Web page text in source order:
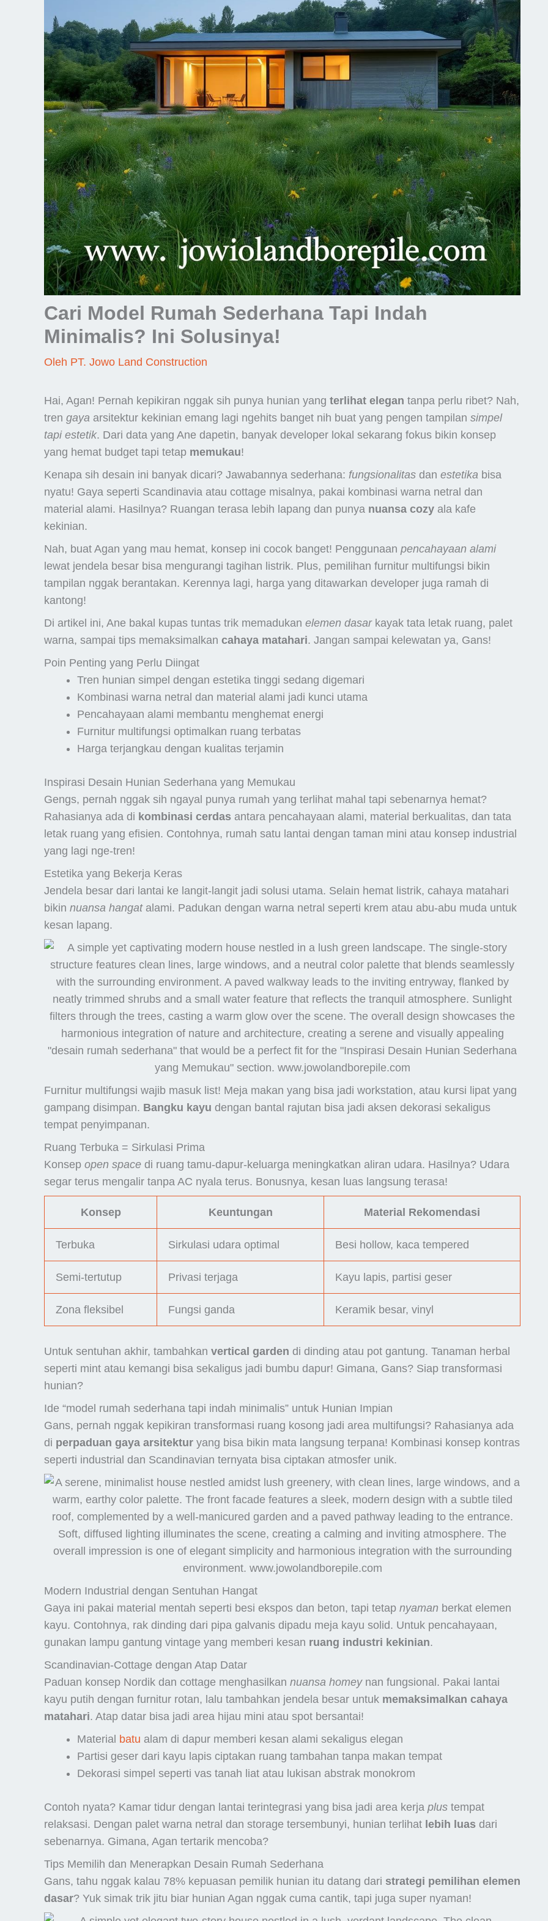
Cari Model Rumah Sederhana Tapi Indah
Minimalis? Ini Solusinya!
Oleh PT. Jowo Land Construction
Hai, Agan! Pernah kepikiran nggak sih punya hunian yang terlihat elegan tanpa perlu ribet? Nah,
tren gaya arsitektur kekinian emang lagi ngehits banget nih buat yang pengen tampilan simpel
tapi estetik. Dari data yang Ane dapetin, banyak developer lokal sekarang fokus bikin konsep
yang hemat budget tapi tetap memukau!
Kenapa sih desain ini banyak dicari? Jawabannya sederhana: fungsionalitas dan estetika bisa
nyatu! Gaya seperti Scandinavia atau cottage misalnya, pakai kombinasi warna netral dan
material alami. Hasilnya? Ruangan terasa lebih lapang dan punya nuansa cozy ala kafe
kekinian.
Nah, buat Agan yang mau hemat, konsep ini cocok banget! Penggunaan pencahayaan alami
lewat jendela besar bisa mengurangi tagihan listrik. Plus, pemilihan furnitur multifungsi bikin
tampilan nggak berantakan. Kerennya lagi, harga yang ditawarkan developer juga ramah di
kantong!
Di artikel ini, Ane bakal kupas tuntas trik memadukan elemen dasarkayak tata letak ruang, palet
warna, sampai tips memaksimalkan cahaya matahari. Jangan sampai kelewatan ya, Gans!
Poin Penting yang Perlu Diingat
Tren hunian simpel dengan estetika tinggi sedang digemari
Kombinasi warna netral dan material alami jadi kunci utama
Pencahayaan alami membantu menghemat energi
Furnitur multifungsi optimalkan ruang terbatas
Harga terjangkau dengan kualitas terjamin
Inspirasi Desain Hunian Sederhana yang Memukau
Gengs, pernah nggak sih ngayal punya rumah yang terlihat mahal tapi sebenarnya hemat?
Rahasianya ada di kombinasi cerdas antara pencahayaan alami, material berkualitas, dan tata
letak ruang yang efisien. Contohnya, rumah satu lantai dengan taman mini atau konsep industrial
yang lagi nge-tren!
Estetika yang Bekerja Keras
Jendela besar dari lantai ke langit-langit jadi solusi utama. Selain hemat listrik, cahaya matahari
bikin nuansa hangatalami. Padukan dengan warna netral seperti krem atau abu-abu muda untuk
kesan lapang.
Furnitur multifungsi wajib masuk list! Meja makan yang bisa jadi workstation, atau kursi lipat yang
gampang disimpan. Bangku kayu dengan bantal rajutan bisa jadi aksen dekorasi sekaligus
tempat penyimpanan.
Ruang Terbuka = Sirkulasi Prima
Konsep open space di ruang tamu-dapur-keluarga meningkatkan aliran udara. Hasilnya? Udara
segar terus mengalir tanpa AC nyala terus. Bonusnya, kesan luas langsung terasa!
Konsep Keuntungan Material Rekomendasi
Terbuka Sirkulasi udara optimal Besi hollow, kaca tempered
Semi-tertutup Privasi terjaga Kayu lapis, partisi geser
Zona fleksibel Fungsi ganda Keramik besar, vinyl
Untuk sentuhan akhir, tambahkan vertical garden di dinding atau pot gantung. Tanaman herbal
seperti mint atau kemangi bisa sekaligus jadi bumbu dapur! Gimana, Gans? Siap transformasi
hunian?
Ide “model rumah sederhana tapi indah minimalis” untuk Hunian Impian
Gans, pernah nggak kepikiran transformasi ruang kosong jadi area multifungsi? Rahasianya ada
di perpaduan gaya arsitektur yang bisa bikin mata langsung terpana! Kombinasi konsep kontras
seperti industrial dan Scandinavian ternyata bisa ciptakan atmosfer unik.
Modern Industrial dengan Sentuhan Hangat
Gaya ini pakai material mentah seperti besi ekspos dan beton, tapi tetap nyaman berkat elemen
kayu. Contohnya, rak dinding dari pipa galvanis dipadu meja kayu solid. Untuk pencahayaan,
gunakan lampu gantung vintage yang memberi kesan ruang industri kekinian.
Scandinavian-Cottage dengan Atap Datar
Paduan konsep Nordik dan cottage menghasilkan nuansa homeynan fungsional. Pakai lantai
kayu putih dengan furnitur rotan, lalu tambahkan jendela besar untuk memaksimalkan cahaya
matahari. Atap datar bisa jadi area hijau mini atau spot bersantai!
Material batu alam di dapur memberi kesan alami sekaligus elegan
Partisi geser dari kayu lapis ciptakan ruang tambahan tanpa makan tempat
Dekorasi simpel seperti vas tanah liat atau lukisan abstrak monokrom
Contoh nyata? Kamar tidur dengan lantai terintegrasi yang bisa jadi area kerja plus tempat
relaksasi. Dengan palet warna netral dan storage tersembunyi, hunian terlihat lebih luas dari
sebenarnya. Gimana, Agan tertarik mencoba?
Tips Memilih dan Menerapkan Desain Rumah Sederhana
Gans, tahu nggak kalau 78% kepuasan pemilik hunian itu datang dari strategi pemilihan elemen
dasar? Yuk simak trik jitu biar hunian Agan nggak cuma cantik, tapi juga super nyaman!